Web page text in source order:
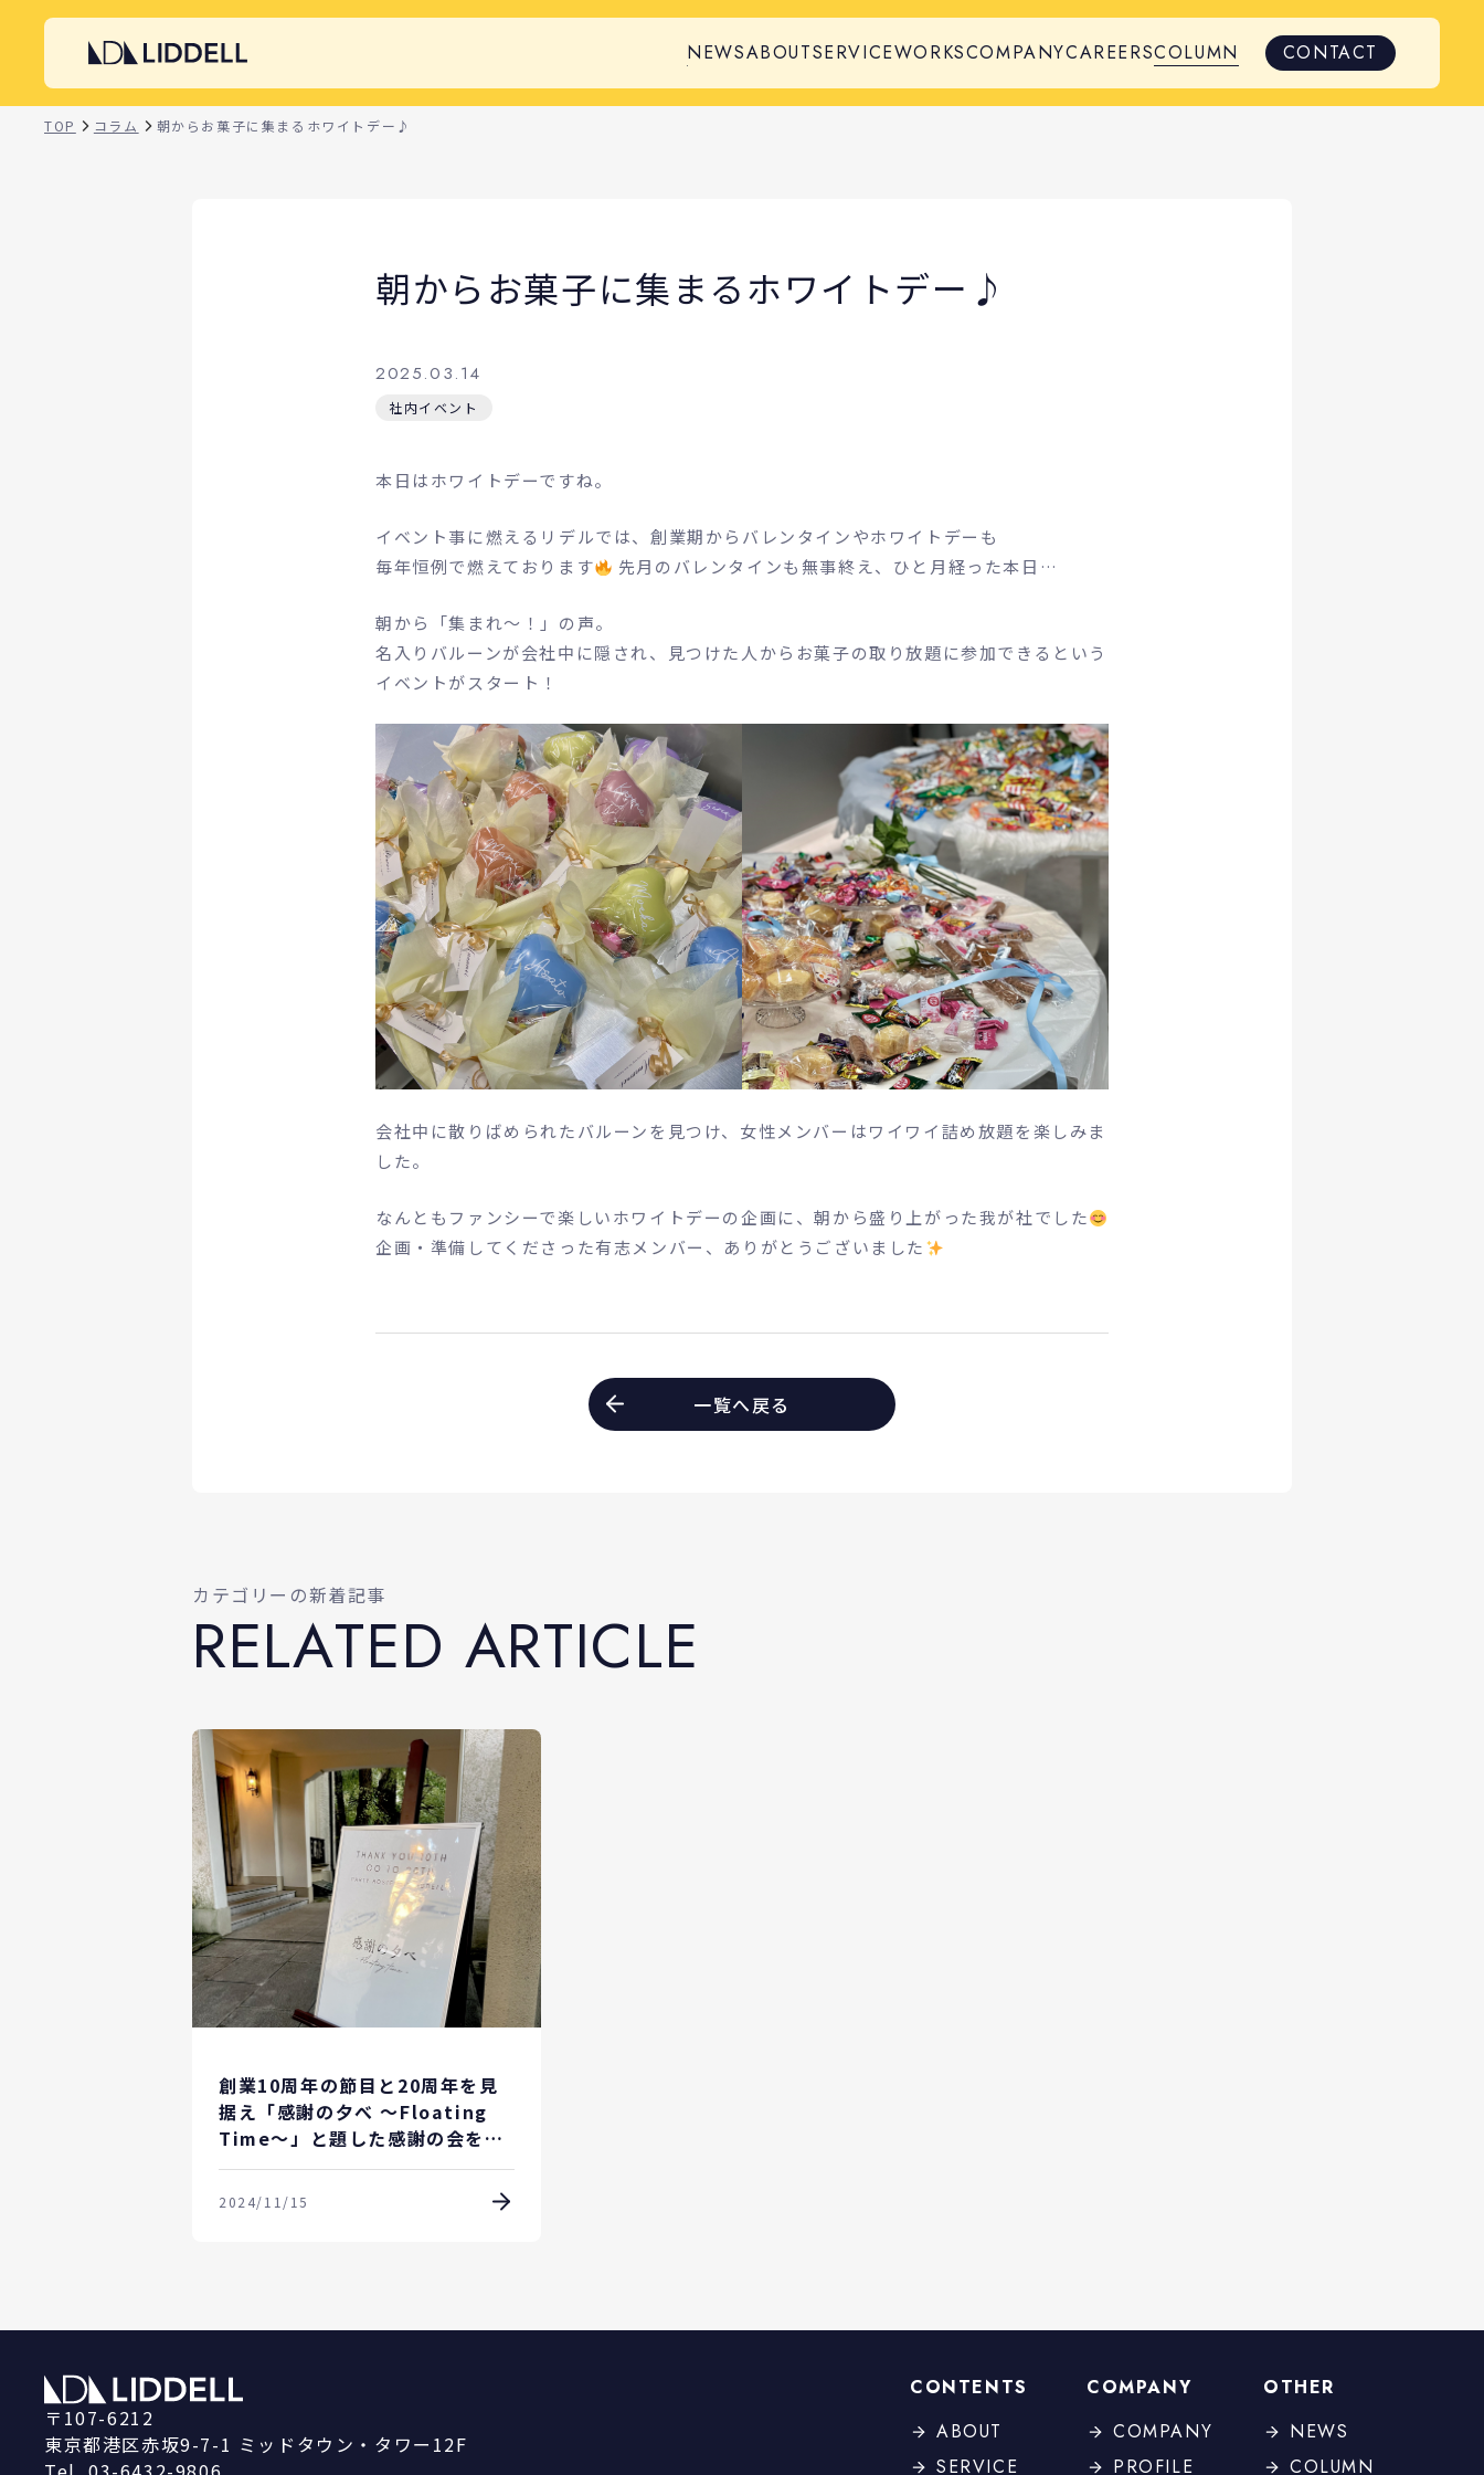
NEWSABOUTSERVICEWORKSCOMPANYCAREERSCOLUMN CONTACT
TOP コラム 朝からお菓子に集まるホワイトデー♪
朝からお菓子に集まるホワイトデー♪
2025.03.14
社内イベント
本日はホワイトデーですね。
イベント事に燃えるリデルでは、創業期からバレンタインやホワイトデーも
毎年恒例で燃えております
先月のバレンタインも無事終え、ひと月経った本日…
朝から「集まれ〜！」の声。
名入りバルーンが会社中に隠され、見つけた人からお菓子の取り放題に参加できるという
イベントがスタート！
会社中に散りばめられたバルーンを見つけ、女性メンバーはワイワイ詰め放題を楽しみま
した。
なんともファンシーで楽しいホワイトデーの企画に、朝から盛り上がった我が社でした
企画・準備してくださった有志メンバー、ありがとうございました
一覧へ戻る
カテゴリーの新着記事
RELATED ARTICLE
創業10周年の節目と20周年を見
据え「感謝の夕べ 〜Floating
Time〜」と題した感謝の会を執
り行いました。
2024/11/15
〒107-6212
東京都港区赤坂9-7-1 ミッドタウン・タワー12F
CONTENTS
ABOUT
SERVICE
COMPANY
COMPANY
PROFILE
OTHER
NEWS
COLUMN